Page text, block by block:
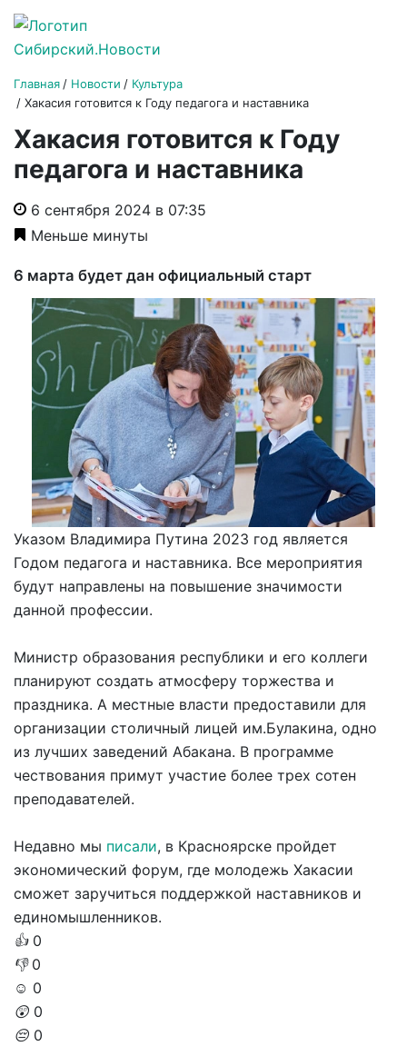
Главная Новости
Культура
Хакасия готовится к Году педагога и наставника
Хакасия готовится к Году
педагога и наставника
6 сентября 2024 в 07:35
Меньше минуты
6 марта будет дан официальный старт
Указом Владимира Путина 2023 год является
Годом педагога и наставника. Все мероприятия
будут направлены на повышение значимости
данной профессии.
Министр образования республики и его коллеги
планируют создать атмосферу торжества и
праздника. А местные власти предоставили для
организации столичный лицей им.Булакина, одно
из лучших заведений Абакана. В программе
чествования примут участие более трех сотен
преподавателей.
Недавно мы писали, в Красноярске пройдет
экономический форум, где молодежь Хакасии
сможет заручиться поддержкой наставников и
единомышленников.
👍 0
👎 0
☺️ 0
😲 0
😔 0